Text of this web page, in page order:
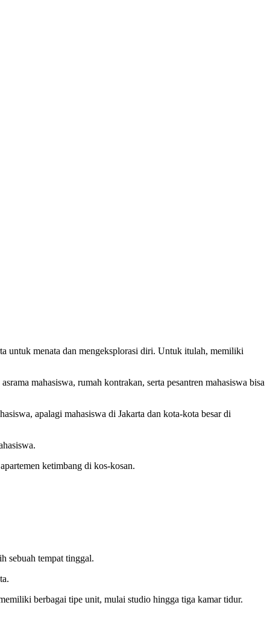
untuk menata dan mengeksplorasi diri. Untuk itulah, memiliki
mahasiswa, rumah kontrakan, serta pesantren mahasiswa bisa
apalagi mahasiswa di Jakarta dan kota-kota besar di
ketimbang di kos-kosan.
sebuah tempat tinggal.
berbagai tipe unit, mulai studio hingga tiga kamar tidur.